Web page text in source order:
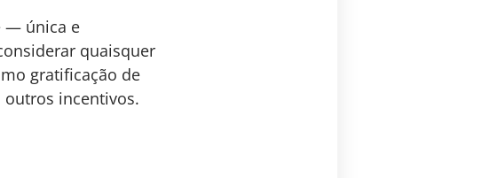
— única e
quaisquer
gratificação de
incentivos.